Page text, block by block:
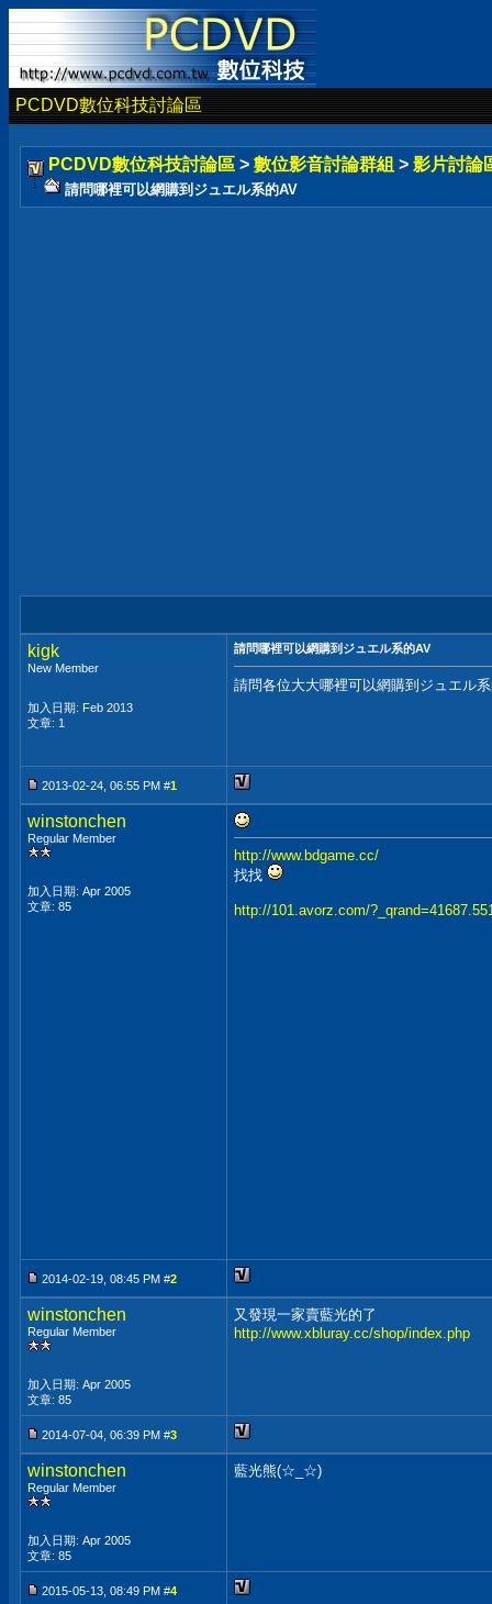
PCDVD數位科技討論區
PCDVD數位科技討論區 > 數位影音討論群組 > 影片討論
請問哪裡可以網購到ジュエル系的AV
kigk
New Member
加入日期: Feb 2013
文章: 1
請問哪裡可以網購到ジュエル系的AV
請問各位大大哪裡可以網購到ジュエル
2013-02-24, 06:55 PM #1
winstonchen
Regular Member
加入日期: Apr 2005
文章: 85
http://www.bdgame.cc/
找找
http://101.avorz.com/
2014-02-19, 08:45 PM #2
winstonchen
Regular Member
加入日期: Apr 2005
文章: 85
又發現一家賣藍光的了
http://www.xbluray.cc/shop/index.php
2014-07-04, 06:39 PM #3
winstonchen
Regular Member
加入日期: Apr 2005
文章: 85
藍光熊(☆_☆)
2015-05-13, 08:49 PM #4